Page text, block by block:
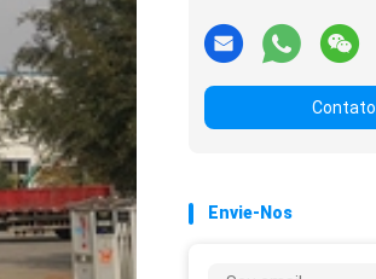
Contato
Envie-Nos